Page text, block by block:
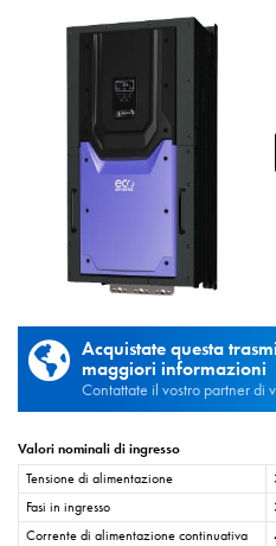
Acquistate questa
maggiori informazioni
Contattate il vostro partner di
Valori nominali di ingresso
Tensione di alimentazione
Fasi in ingresso
Corrente di alimentazione continuativa